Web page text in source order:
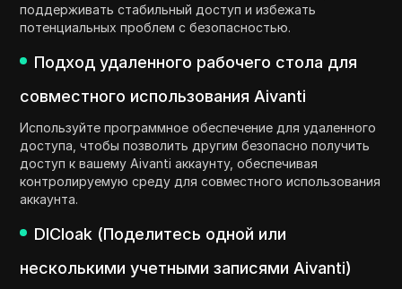
поддерживать стабильный доступ и избежать
потенциальных проблем с безопасностью.
Подход удаленного рабочего стола для
совместного использования Aivanti
Используйте программное обеспечение для удаленного
доступа, чтобы позволить другим безопасно получить
доступ к вашему Aivanti аккаунту, обеспечивая
контролируемую среду для совместного использования
аккаунта.
DICloak (Поделитесь одной или
несколькими учетными записями Aivanti)